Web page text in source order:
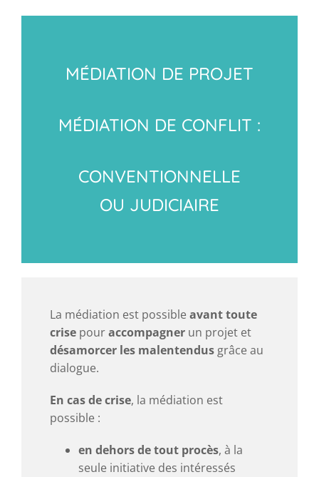
MÉDIATION DE PROJET
MÉDIATION DE CONFLIT :
CONVENTIONNELLE
OU JUDICIAIRE
La médiation est possible avant toute
crise pouraccompagner un projet et
désamorcer les malentendus grâce au
dialogue.
En cas de crise, la médiation est
possible :
en dehors de tout procès, à la
seule initiative des intéressés